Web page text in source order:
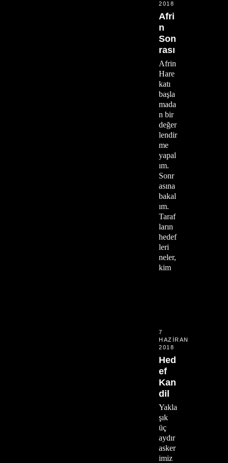
2018
Afri
n
Son
rası
Afrin
Hare
katı
başla
mada
n bir
değer
lendir
me
yapal
ım.
Sonr
asına
bakal
ım.
Taraf
ların
hedef
leri
neler,
kim
7
HAZIRAN
2018
Hed
ef
Kan
dil
Yakla
şık
üç
aydır
asker
imiz